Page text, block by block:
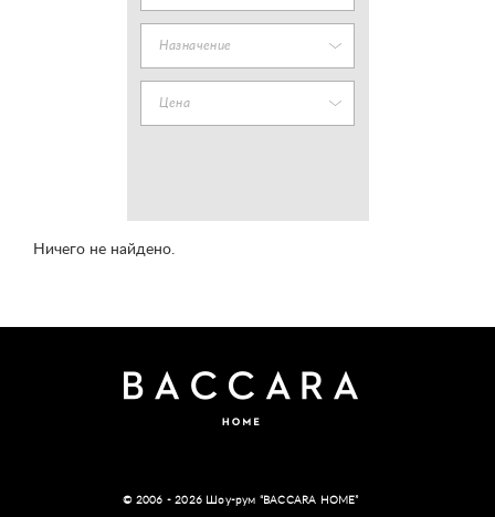
Назначение
Цена
Ничего не найдено.
© 2006 - 2026 Шоу-рум “BACCARA HOME”